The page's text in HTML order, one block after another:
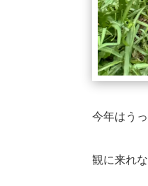
今年はう
観に来れ